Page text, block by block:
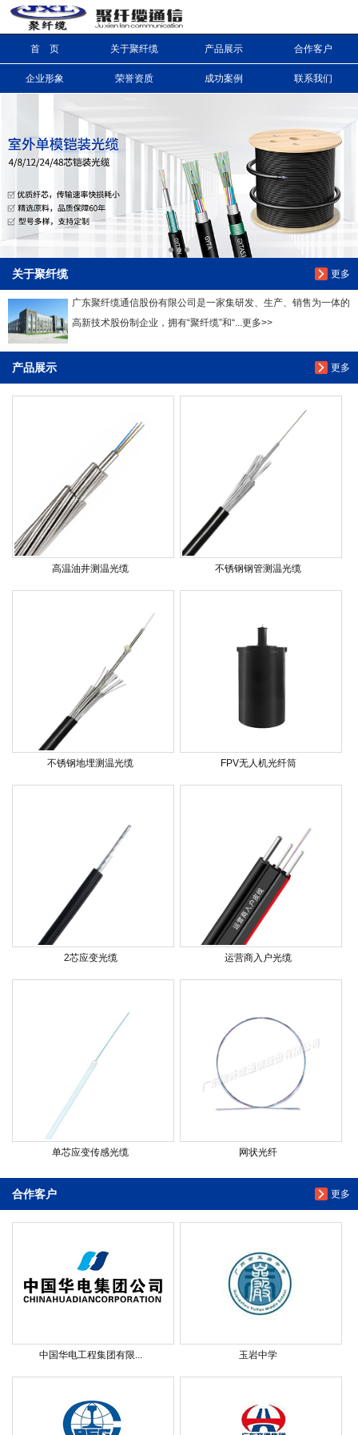
首 页 关于聚纤缆 产品展示 合作客户
企业形象 荣誉资质 成功案例 联系我们
更多
关于聚纤缆
广东聚纤缆通信股份有限公司是一家集研发、生产、销售为一体的
高新技术股份制企业，拥有“聚纤缆”和“...更多>>
更多
产品展示
高温油井测温光缆 不锈钢钢管测温光缆
不锈钢地埋测温光缆 FPV无人机光纤筒
2芯应变光缆 运营商入户光缆
单芯应变传感光缆 网状光纤
更多
合作客户
中国华电工程集团有限... 玉岩中学
信息搜索
搜索